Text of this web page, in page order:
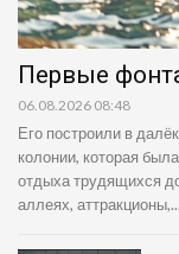
Первые
06.08.2026 08:48
Его построили в
колонии, которая
отдыха трудящихся
аллеях, аттракционы,...